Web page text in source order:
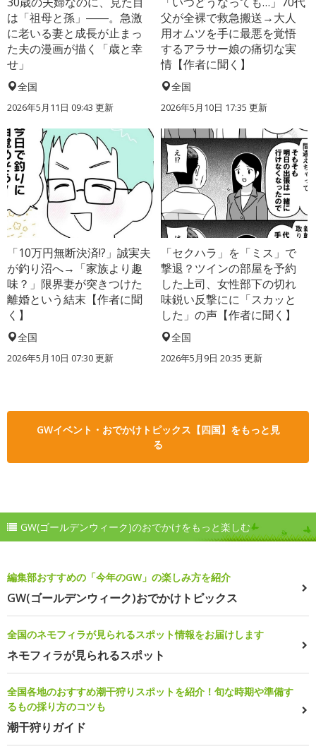
は「祖母と孫」――。急激
に老いる妻と成長が止まっ
た夫の漫画が描く「歳と幸
せ」
全国
2026年5月11日 09:43 更新
父が全裸で救急搬送→大人
用オムツを手に最悪を覚悟
するアラサー娘の痛切な実
情【作者に聞く】
全国
2026年5月10日 17:35 更新
「10万円無断決済!?」誠実夫
が釣り沼へ→「家族より趣
味？」限界妻が突きつけた
離婚という結末【作者に聞
く】
全国
2026年5月10日 07:30 更新
「セクハラ」を「ミス」で
撃退？ツインの部屋を予約
した上司、女性部下の切れ
味鋭い反撃にに「スカッと
した」の声【作者に聞く】
全国
2026年5月9日 20:35 更新
GWイベント・おでかけトピックス【四国】をもっと見
る
GW(ゴールデンウィーク)のおでかけをもっと楽しむ
編集部おすすめの「今年のGW」の楽しみ方を紹介
GW(ゴールデンウィーク)おでかけトピックス
全国のネモフィラが見られるスポット情報をお届けします
ネモフィラが見られるスポット
全国各地のおすすめ潮干狩りスポットを紹介！旬な時期や準備す
るもの採り方のコツも
潮干狩りガイド